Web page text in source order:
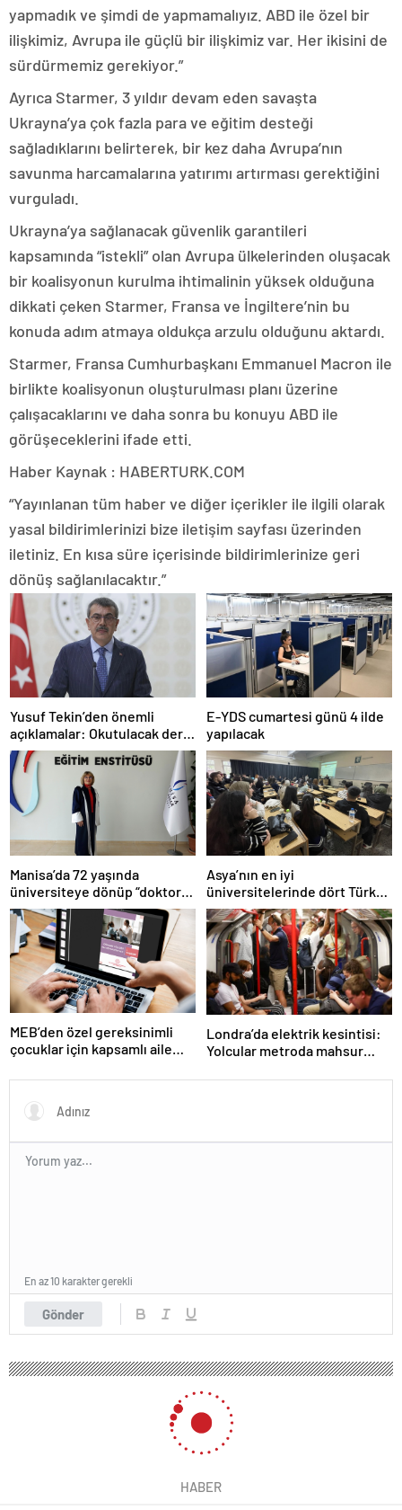
yapmadık ve şimdi de yapmamalıyız. ABD ile özel bir
ilişkimiz, Avrupa ile güçlü bir ilişkimiz var. Her ikisini de
sürdürmemiz gerekiyor.”
Ayrıca Starmer, 3 yıldır devam eden savaşta
Ukrayna’ya çok fazla para ve eğitim desteği
sağladıklarını belirterek, bir kez daha Avrupa’nın
savunma harcamalarına yatırımı artırması gerektiğini
vurguladı.
Ukrayna’ya sağlanacak güvenlik garantileri
kapsamında “istekli” olan Avrupa ülkelerinden oluşacak
bir koalisyonun kurulma ihtimalinin yüksek olduğuna
dikkati çeken Starmer, Fransa ve İngiltere’nin bu
konuda adım atmaya oldukça arzulu olduğunu aktardı.
Starmer, Fransa Cumhurbaşkanı Emmanuel Macron ile
birlikte koalisyonun oluşturulması planı üzerine
çalışacaklarını ve daha sonra bu konuyu ABD ile
görüşeceklerini ifade etti.
Haber Kaynak : HABERTURK.COM
“Yayınlanan tüm haber ve diğer içerikler ile ilgili olarak
yasal bildirimlerinizi bize iletişim sayfası üzerinden
iletiniz. En kısa süre içerisinde bildirimlerinize geri
dönüş sağlanılacaktır.”
Yusuf Tekin’den önemli
açıklamalar: Okutulacak dersi
kalmamış öğretmene branş
değişikliği masada
E-YDS cumartesi günü 4 ilde
yapılacak
Manisa’da 72 yaşında
üniversiteye dönüp “doktor”
ünvanı aldı
Asya’nın en iyi
üniversitelerinde dört Türk
okulu ilk 100’de
MEB’den özel gereksinimli
çocuklar için kapsamlı aile
Londra’da elektrik kesintisi:
Yolcular metroda mahsur
Gönder
En az 10 karakter gerekli
HABER